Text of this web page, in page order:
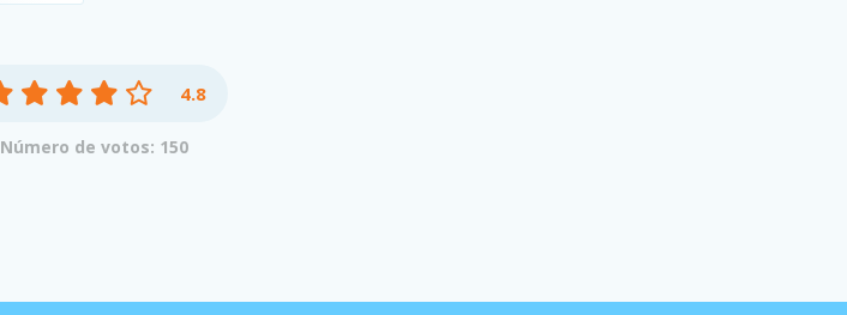
4.8
Número de votos: 150